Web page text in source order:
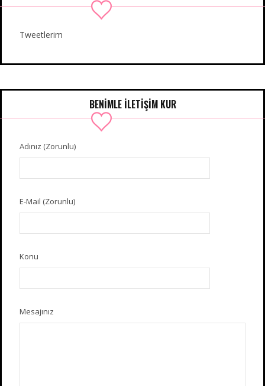
Tweetlerim
BENIMLE İLETIŞIM KUR
Adınız (Zorunlu)
E-Mail (Zorunlu)
Konu
Mesajınız